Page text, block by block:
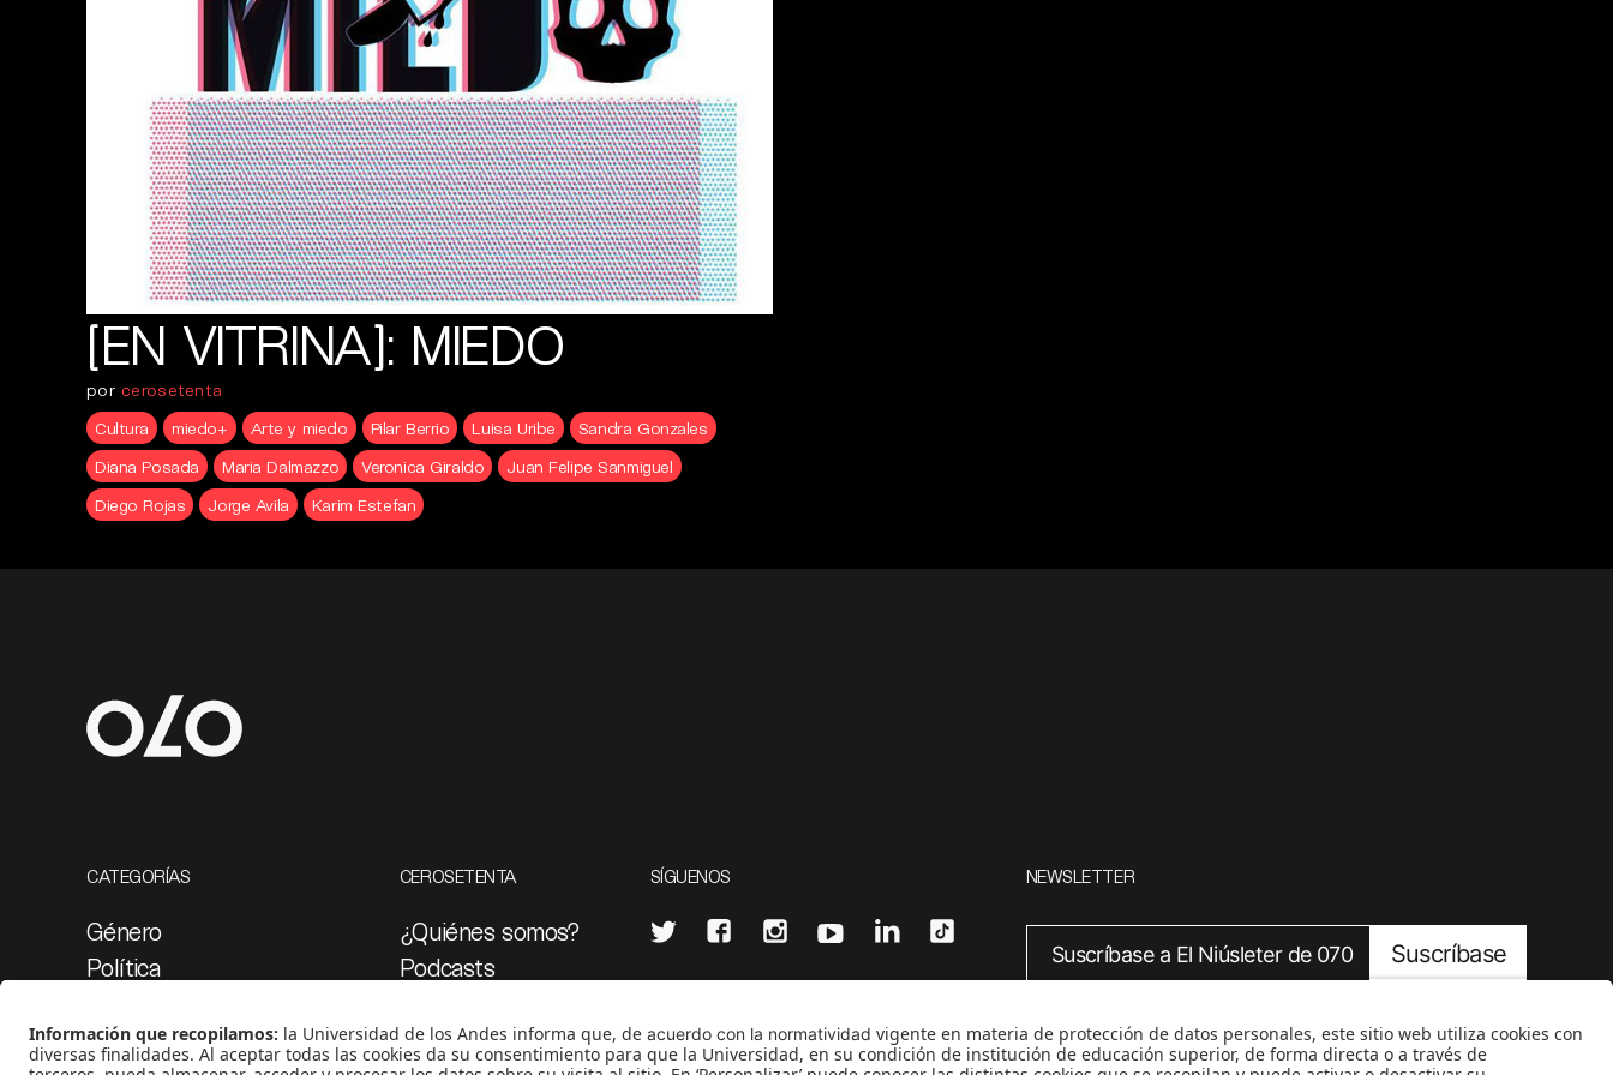
[EN VITRINA]: MIEDO
por cerosetenta
Cultura
miedo+ Arte y miedo Pilar Berrio Luisa Uribe
Sandra Gonzales
Diana Posada
Maria Dalmazzo Veronica Giraldo
Juan Felipe Sanmiguel
Diego Rojas
Jorge Avila Karim Estefan
CATEGORÍAS
Género
Política
Medio ambiente
CEROSETENTA
¿Quiénes somos?
Podcasts
Proyectos 070
SÍGUENOS
CONTÁCTANOS
NEWSLETTER
Suscríbase